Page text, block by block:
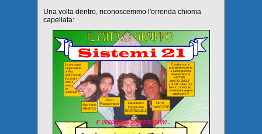
Una volta dentro, riconoscemmo l'orrenda chioma
capellata: